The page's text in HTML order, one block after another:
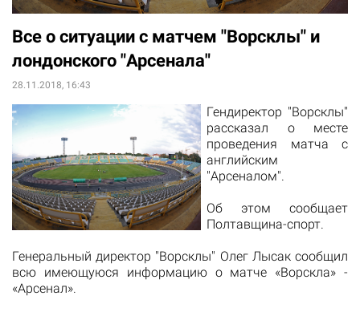
Все о ситуации с матчем "Ворсклы" и
лондонского "Арсенала"
28.11.2018, 16:43
Гендиректор "Ворсклы"
рассказал о месте
проведения матча с
английским
"Арсеналом".
Об этом сообщает
Полтавщина-спорт.
Генеральный директор "Ворсклы" Олег Лысак сообщил
всю имеющуюся информацию о матче «Ворскла» -
«Арсенал».